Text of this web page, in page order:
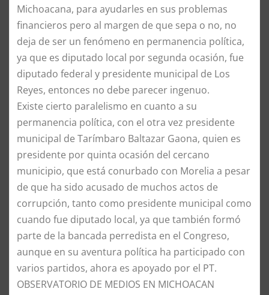
Michoacana, para ayudarles en sus problemas
financieros pero al margen de que sepa o no, no
deja de ser un fenómeno en permanencia política,
ya que es diputado local por segunda ocasión, fue
diputado federal y presidente municipal de Los
Reyes, entonces no debe parecer ingenuo.
Existe cierto paralelismo en cuanto a su
permanencia política, con el otra vez presidente
municipal de Tarímbaro Baltazar Gaona, quien es
presidente por quinta ocasión del cercano
municipio, que está conurbado con Morelia a pesar
de que ha sido acusado de muchos actos de
corrupción, tanto como presidente municipal como
cuando fue diputado local, ya que también formó
parte de la bancada perredista en el Congreso,
aunque en su aventura política ha participado con
varios partidos, ahora es apoyado por el PT.
OBSERVATORIO DE MEDIOS EN MICHOACAN